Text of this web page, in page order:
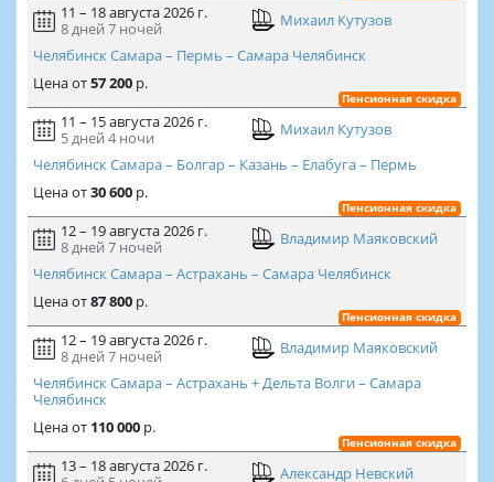
11 – 18 августа 2026 г.
8 дней 7 ночей
Михаил Кутузов
Челябинск Самара – Пермь – Самара Челябинск
Ценаот57 200р.
Пенсионная скидка
11 – 15 августа 2026 г.
5 дней 4 ночи
Михаил Кутузов
Челябинск Самара – Болгар – Казань – Елабуга – Пермь
Ценаот30 600р.
Пенсионная скидка
12 – 19 августа 2026 г.
8 дней 7 ночей
Владимир Маяковский
Челябинск Самара – Астрахань – Самара Челябинск
Ценаот87 800р.
Пенсионная скидка
12 – 19 августа 2026 г.
8 дней 7 ночей
Владимир Маяковский
Челябинск Самара – Астрахань + Дельта Волги – Самара
Челябинск
Ценаот 110 000р.
Пенсионная скидка
13 – 18 августа 2026 г.
Александр Невский